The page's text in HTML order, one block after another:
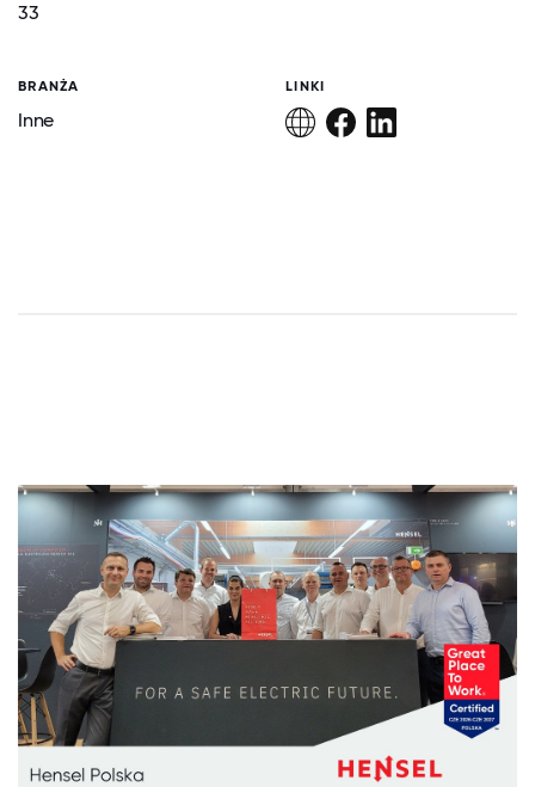
33
BRANŻA
Inne
LINKI